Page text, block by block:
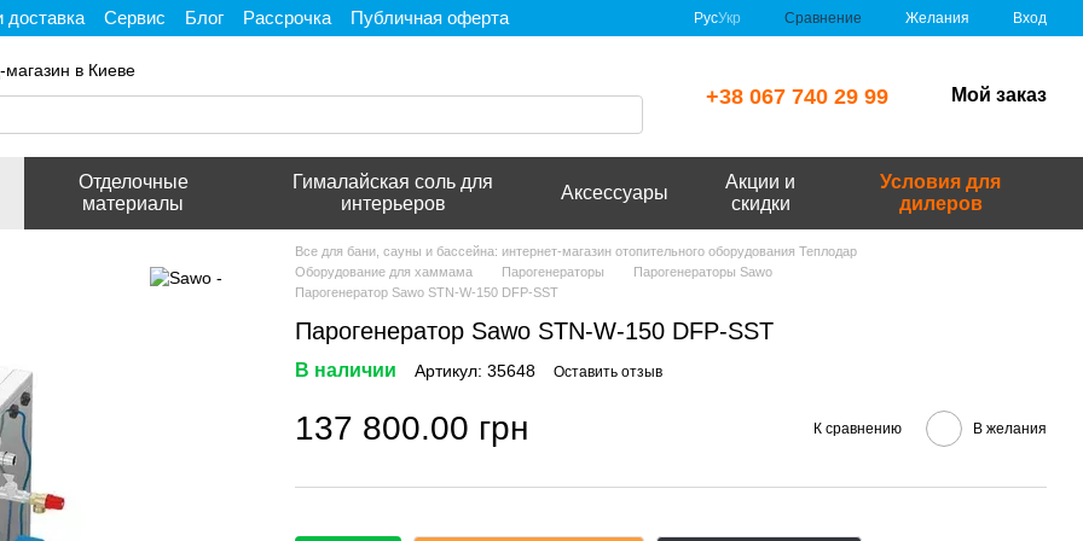
доставка Сервис Блог Рассрочка
Публичная оферта
РусУкр Сравнение Желания Вход
в Киеве
+38 067 740 29 99 Мой заказ
Отделочные
материалы
Гималайская соль для
интерьеров
Аксессуары
Акции и
скидки
Условия для
дилеров
Все для бани, сауны и бассейна: интернет-магазин отопительного оборудования Теплодар
Оборудование для хаммама
Парогенераторы
Парогенераторы Sawo
Парогенератор Sawo STN-W-150 DFP-SST
Парогенератор Sawo STN-W-150 DFP-SST
В наличии Артикул: 35648 Оставить отзыв
137 800.00 грн К сравнению В желания